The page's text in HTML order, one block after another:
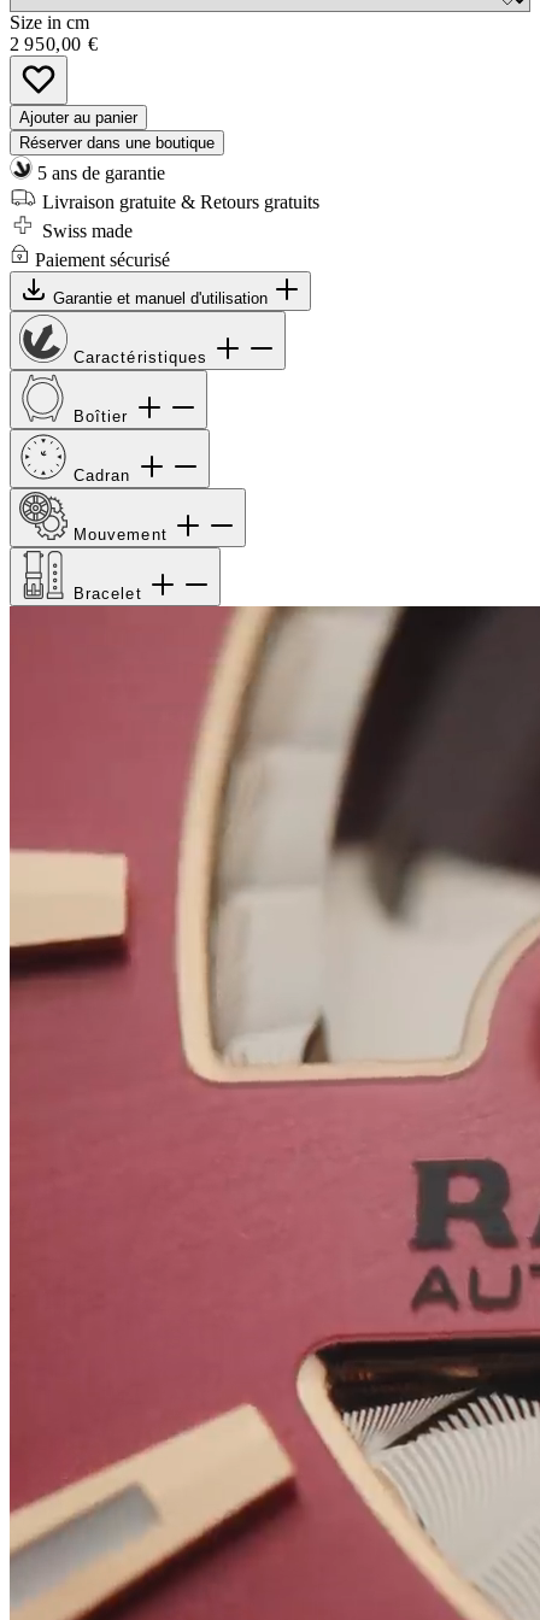
Size in cm
2 950,00 €
Ajouter au panier
Réserver dans une boutique
5 ans de garantie
Livraison gratuite & Retours gratuits
Swiss made
Paiement sécurisé
Garantie et manuel d'utilisation
Caractéristiques
Boîtier
Cadran
Mouvement
Bracelet